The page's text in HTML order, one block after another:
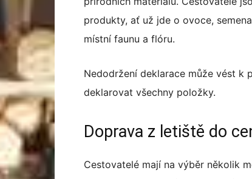
produkty, ať už jde o ovoce,
místní faunu a flóru.
Nedodržení deklarace může vést k
deklarovat všechny položky.
Doprava z letiště do
Cestovatelé mají na výběr několik